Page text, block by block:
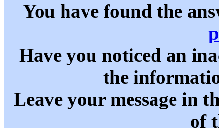
You have found the
Have you noticed an
the
Leave your message in
of